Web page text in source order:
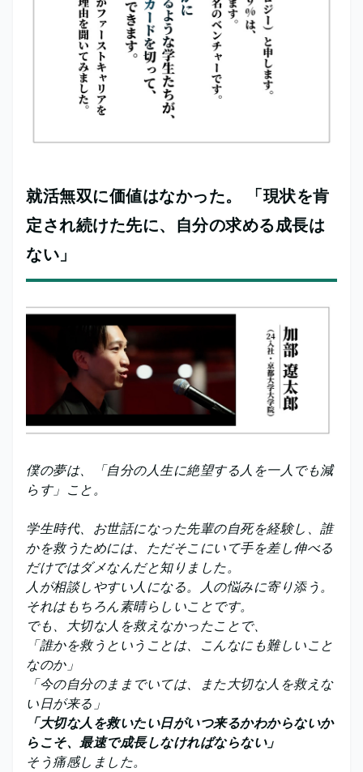
就活無双に価値はなかった。 「現状を肯
定され続けた先に、自分の求める成長は
ない」
僕の夢は、「自分の人生に絶望する人を一人でも減
らす」こと。
学生時代、お世話になった先輩の自死を経験し、誰
かを救うためには、ただそこにいて手を差し伸べる
だけではダメなんだと知りました。
人が相談しやすい人になる。人の悩みに寄り添う。
それはもちろん素晴らしいことです。
でも、大切な人を救えなかったことで、
「誰かを救うということは、こんなにも難しいこと
なのか」
「今の自分のままでいては、また大切な人を救えな
い日が来る」
「大切な人を救いたい日がいつ来るかわからないか
らこそ、最速で成長しなければならない」
そう痛感しました。